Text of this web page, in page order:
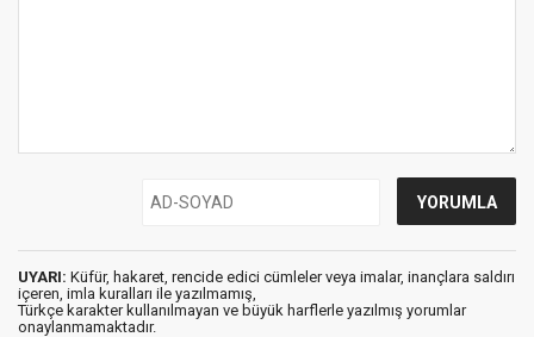
UYARI: Küfür, hakaret, rencide edici cümleler veya imalar, inançlara saldırı
içeren, imla kuralları ile yazılmamış,
Türkçe karakter kullanılmayan ve büyük harflerle yazılmış yorumlar
onaylanmamaktadır.